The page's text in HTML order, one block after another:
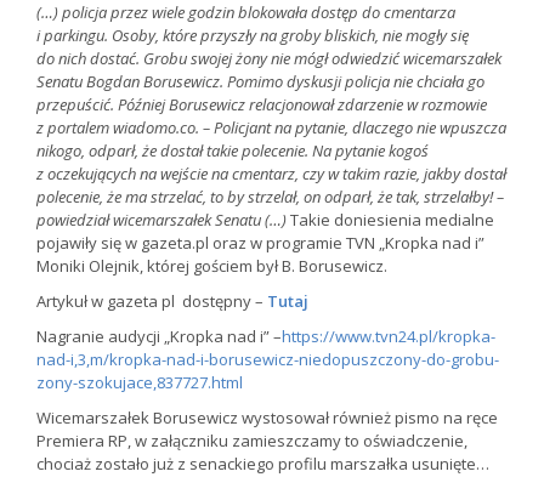
(…) policja przez wiele godzin blokowała dostęp do cmentarza
i parkingu. Osoby, które przyszły na groby bliskich, nie mogły się
do nich dostać. Grobu swojej żony nie mógł odwiedzić wicemarszałek
Senatu Bogdan Borusewicz. Pomimo dyskusji policja nie chciała go
przepuścić. Później Borusewicz relacjonował zdarzenie w rozmowie
z portalem wiadomo.co. – Policjant na pytanie, dlaczego nie wpuszcza
nikogo, odparł, że dostał takie polecenie. Na pytanie kogoś
z oczekujących na wejście na cmentarz, czy w takim razie, jakby dostał
polecenie, że ma strzelać, to by strzelał, on odparł, że tak, strzelałby! –
powiedział wicemarszałek Senatu (…)Takie doniesienia medialne
pojawiły się w gazeta.pl oraz w programie TVN „Kropka nad i”
Moniki Olejnik, której gościem był B. Borusewicz.
Artykuł w gazeta pl dostępny – Tutaj
Nagranie audycji „Kropka nad i” –https://www.tvn24.pl/kropka-
nad-i,3,m/kropka-nad-i-borusewicz-niedopuszczony-do-grobu-
zony-szokujace,837727.html
Wicemarszałek Borusewicz wystosował również pismo na ręce
Premiera RP, w załączniku zamieszczamy to oświadczenie,
chociaż zostało już z senackiego profilu marszałka usunięte…